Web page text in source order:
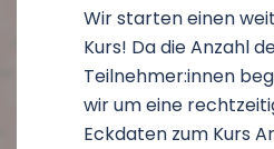
Wir starten einen
Kurs! Da die Anzahl
Teilnehmer:innen
wir um eine
Eckdaten zum Kurs